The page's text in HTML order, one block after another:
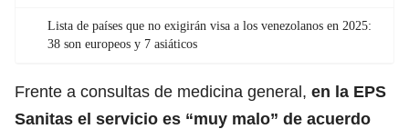
Lista de países que no exigirán visa a los venezolanos en 2025:
38 son europeos y 7 asiáticos
Frente a consultas de medicina general, en la EPS
Sanitas el servicio es “muy malo” de acuerdo